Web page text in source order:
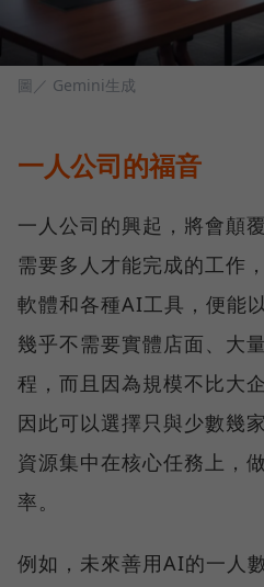
圖／ Gemini生成
一人公司的福音
一人公司的興起，將會顛
需要多人才能完成的工作
軟體和各種AI工具，便能
幾乎不需要實體店面、大
程，而且因為規模不比大
因此可以選擇只與少數幾
資源集中在核心任務上，
率。
例如，未來善用AI的一人